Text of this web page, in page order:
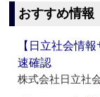
おすすめ情報
【日立社会情
速確認
株式会社日立社